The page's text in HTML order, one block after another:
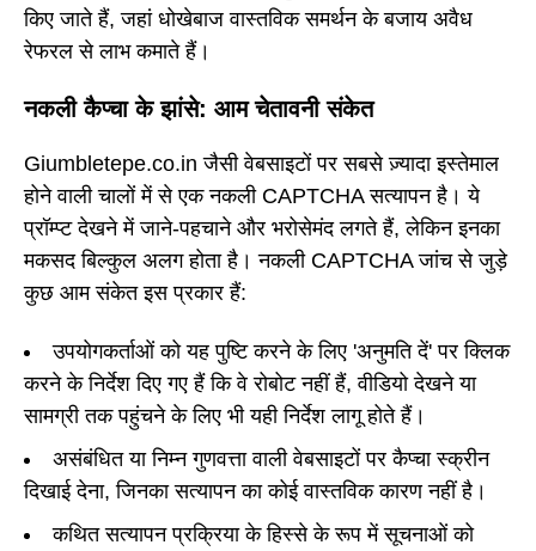
किए जाते हैं, जहां धोखेबाज वास्तविक समर्थन के बजाय अवैध
रेफरल से लाभ कमाते हैं।
नकली कैप्चा के झांसे: आम चेतावनी संकेत
Giumbletepe.co.in जैसी वेबसाइटों पर सबसे ज़्यादा इस्तेमाल
होने वाली चालों में से एक नकली CAPTCHA सत्यापन है। ये
प्रॉम्प्ट देखने में जाने-पहचाने और भरोसेमंद लगते हैं, लेकिन इनका
मकसद बिल्कुल अलग होता है। नकली CAPTCHA जांच से जुड़े
कुछ आम संकेत इस प्रकार हैं:
उपयोगकर्ताओं को यह पुष्टि करने के लिए 'अनुमति दें' पर क्लिक
करने के निर्देश दिए गए हैं कि वे रोबोट नहीं हैं, वीडियो देखने या
सामग्री तक पहुंचने के लिए भी यही निर्देश लागू होते हैं।
असंबंधित या निम्न गुणवत्ता वाली वेबसाइटों पर कैप्चा स्क्रीन
दिखाई देना, जिनका सत्यापन का कोई वास्तविक कारण नहीं है।
कथित सत्यापन प्रक्रिया के हिस्से के रूप में सूचनाओं को